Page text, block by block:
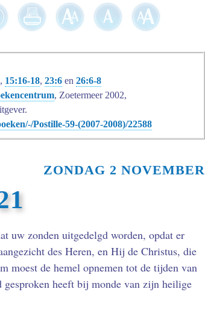
15:16-18, 23:6 en 26:6-8
, Zoetermeer 2002,
Postille-59-(2007-2008)/22588
ZONDAG 2 NOVEMBER
uw zonden uitgedelgd worden, opdat er
des Heren, en Hij de Christus, die
moest de hemel opnemen tot de tijden van
heeft bij monde van zijn heilige